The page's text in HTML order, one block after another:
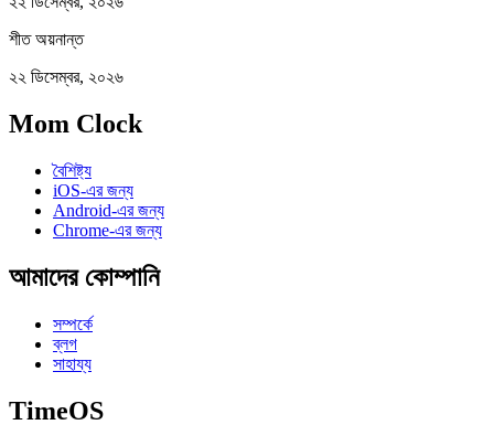
শীত অয়নান্ত
২২ ডিসেম্বর, ২০২৬
Mom Clock
বৈশিষ্ট্য
iOS-এর জন্য
Android-এর জন্য
Chrome-এর জন্য
আমাদের কোম্পানি
সম্পর্কে
ব্লগ
সাহায্য
TimeOS